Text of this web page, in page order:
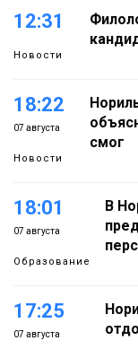
12:31
Новости
18:22
07 августа
Новости
смог
18:01
07 августа
Образование
В
17:25
07 августа